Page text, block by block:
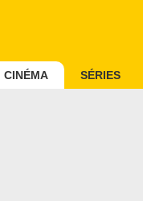
CINÉMA SÉRIES